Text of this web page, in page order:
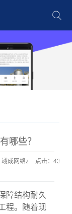
哪些？
翊成网络z 点击： 43
障结构耐久
程。随着现